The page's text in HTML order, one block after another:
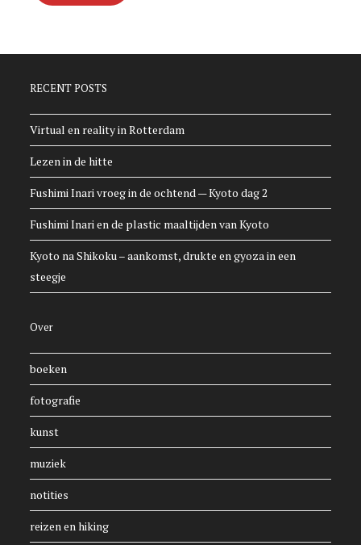
RECENT POSTS
Virtual en reality in Rotterdam
Lezen in de hitte
Fushimi Inari vroeg in de ochtend — Kyoto dag 2
Fushimi Inari en de plastic maaltijden van Kyoto
Kyoto na Shikoku – aankomst, drukte en gyoza in een
steegje
Over
boeken
fotografie
kunst
muziek
notities
reizen en hiking